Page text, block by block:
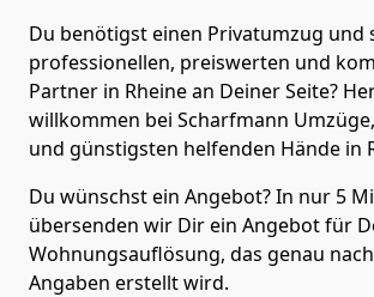
Du benötigst einen Privatumzug und
professionellen, preiswerten und
Partner in Rheine an Deiner Seite?
willkommen bei Scharfmann
und günstigsten helfenden Hände in
Du wünschst ein Angebot? In nur 5
übersenden wir Dir ein Angebot für
Wohnungsauflösung, das genau
Angaben erstellt wird.